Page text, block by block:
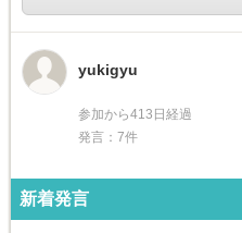
yukigyu
参加から413日経過
発言：7件
新着発言